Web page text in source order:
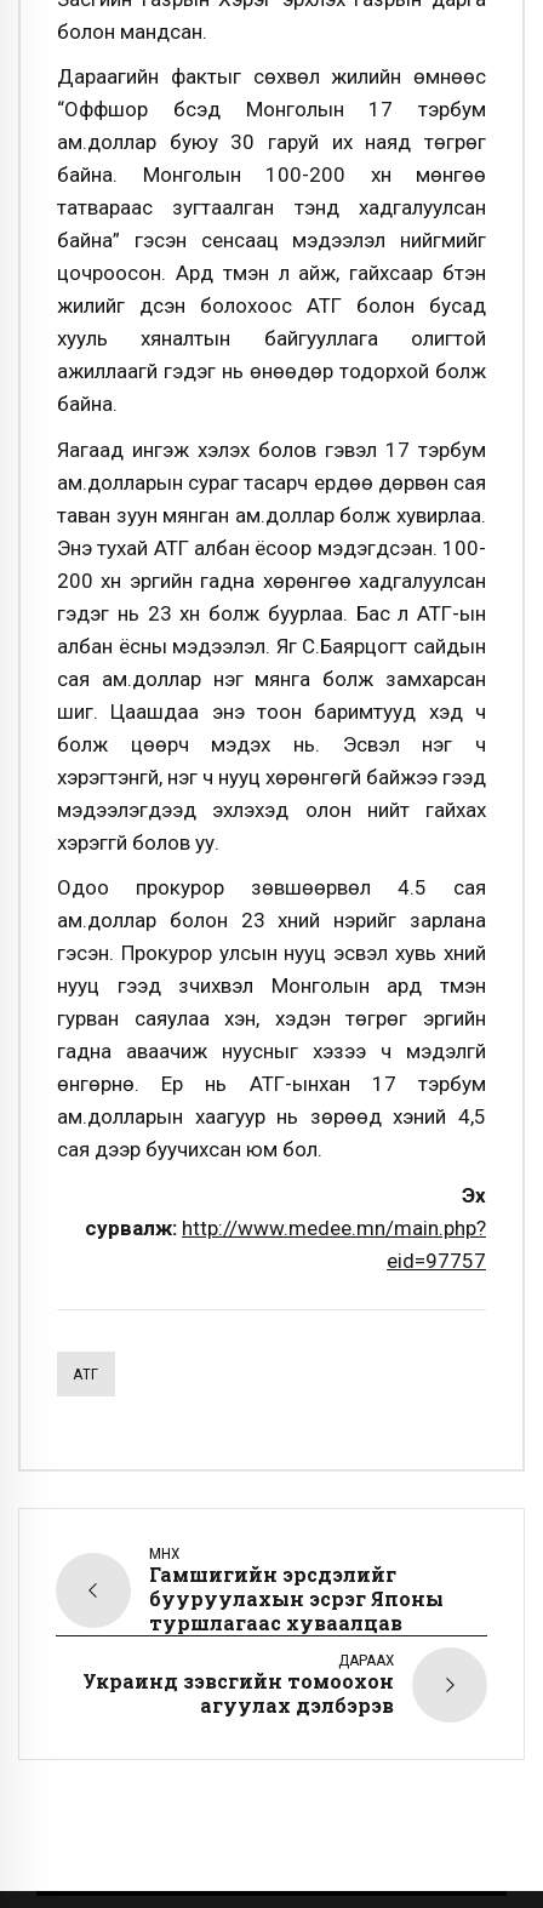
болон мандсан.
Дараагийн фактыг сөхвөл жилийн өмнөөс
“Оффшор бүсэд Монголын 17 тэрбум
ам.доллар буюу 30 гаруй их наяд төгрөг
байна. Монголын 100-200 хүн мөнгөө
татвараас зугтаалган тэнд хадгалуулсан
байна” гэсэн сенсаац мэдээлэл нийгмийг
цочроосон. Ард түмэн л айж, гайхсаар бүтэн
жилийг үдсэн болохоос АТГ болон бусад
хууль хяналтын байгууллага олигтой
ажиллаагүй гэдэг нь өнөөдөр тодорхой болж
байна.
Яагаад ингэж хэлэх болов гэвэл 17 тэрбум
ам.долларын сураг тасарч ердөө дөрвөн сая
таван зуун мянган ам.доллар болж хувирлаа.
Энэ тухай АТГ албан ёсоор мэдэгдсэан. 100-
200 хүн эргийн гадна хөрөнгөө хадгалуулсан
гэдэг нь 23 хүн болж буурлаа. Бас л АТГ-ын
албан ёсны мэдээлэл. Яг С.Баярцогт сайдын
сая ам.доллар нэг мянга болж замхарсан
шиг. Цаашдаа энэ тоон баримтууд хэд ч
болж цөөрч мэдэх нь. Эсвэл нэг ч
хэрэгтэнгүй, нэг ч нууц хөрөнгөгүй байжээ гээд
мэдээлэгдээд эхлэхэд олон нийт гайхах
хэрэггүй болов уу.
Одоо прокурор зөвшөөрвөл 4.5 сая
ам.доллар болон 23 хүний нэрийг зарлана
гэсэн. Прокурор улсын нууц эсвэл хувь хүний
нууц гээд үзчихвэл Монголын ард түмэн
гурван саяулаа хэн, хэдэн төгрөг эргийн
гадна аваачиж нуусныг хэзээ ч мэдэлгүй
өнгөрнө. Ер нь АТГ-ынхан 17 тэрбум
ам.долларын хаагуур нь зөрөөд хэний 4,5
сая дээр буучихсан юм бол.
Эх
сурвалж: http://www.medee.mn/main.php?
eid=97757
АТГ
ӨМНӨХ
Гамшигийн эрсдэлийг
бууруулахын эсрэг Японы
туршлагаас хуваалцав
ДАРААХ
Украинд зэвсгийн томоохон
агуулах дэлбэрэв